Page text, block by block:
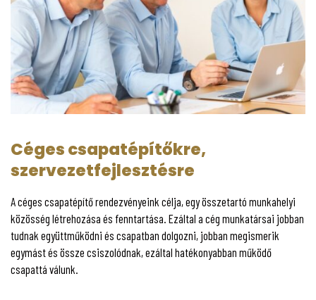
Céges csapatépítőkre,
szervezetfejlesztésre
A céges csapatépítő rendezvényeink célja, egy összetartó munkahelyi
közösség létrehozása és fenntartása. Ezáltal a cég munkatársai jobban
tudnak együttműködni és csapatban dolgozni, jobban megismerik
egymást és össze csiszolódnak, ezáltal hatékonyabban működő
csapattá válunk.